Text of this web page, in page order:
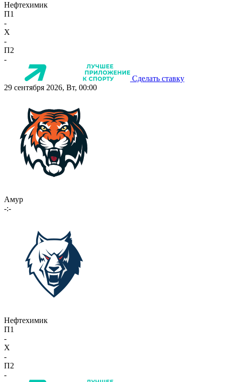
Нефтехимик
П1
-
X
-
П2
-
Сделать ставку
29 сентября 2026, Вт, 00:00
Амур
-:-
Нефтехимик
П1
-
X
-
П2
-